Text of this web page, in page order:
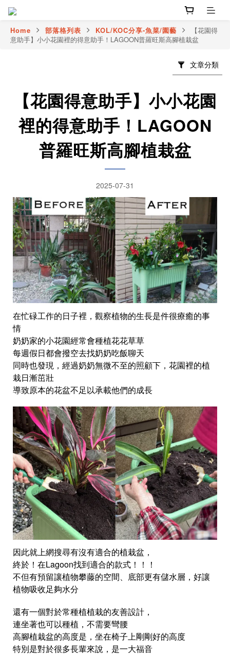
Home 部落格列表 KOL/KOC分享-魚菜/園藝
【花園得
意助手】小小花園裡的得意助手！LAGOON普羅旺斯高腳植栽盆
文章分類
【花園得意助手】小小花園
裡的得意助手！LAGOON
普羅旺斯高腳植栽盆
2025-07-31
在忙碌工作的日子裡，觀察植物的生長是件很療癒的事
情
奶奶家的小花園經常會種植花花草草
每週假日都會撥空去找奶奶吃飯聊天
同時也發現，經過奶奶無微不至的照顧下，花園裡的植
栽日漸茁壯
導致原本的花盆不足以承載他們的成長
因此就上網搜尋有沒有適合的植栽盆，
終於！在Lagoon找到適合的款式！！！
不但有預留讓植物攀藤的空間、底部更有儲水層，好讓
植物吸收足夠水分
還有一個對於常種植植栽的友善設計，
連坐著也可以種植，不需要彎腰
高腳植栽盆的高度是，坐在椅子上剛剛好的高度
特別是對於很多長輩來說，是一大福音